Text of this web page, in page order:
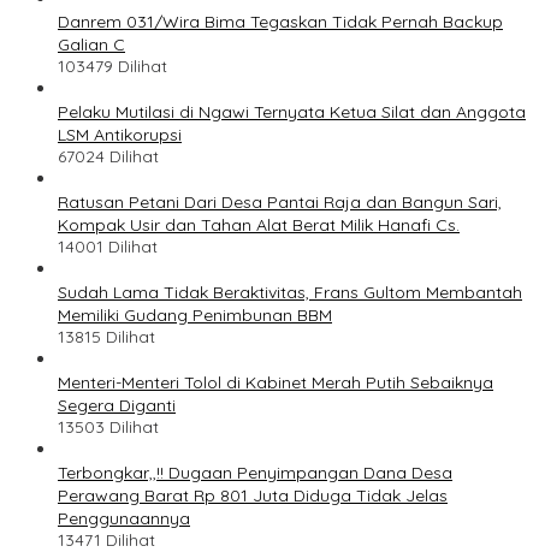
Danrem 031/Wira Bima Tegaskan Tidak Pernah Backup
Galian C
103479 Dilihat
Pelaku Mutilasi di Ngawi Ternyata Ketua Silat dan Anggota
LSM Antikorupsi
67024 Dilihat
Ratusan Petani Dari Desa Pantai Raja dan Bangun Sari,
Kompak Usir dan Tahan Alat Berat Milik Hanafi Cs.
14001 Dilihat
Sudah Lama Tidak Beraktivitas, Frans Gultom Membantah
Memiliki Gudang Penimbunan BBM
13815 Dilihat
Menteri-Menteri Tolol di Kabinet Merah Putih Sebaiknya
Segera Diganti
13503 Dilihat
Terbongkar,,!! Dugaan Penyimpangan Dana Desa
Perawang Barat Rp 801 Juta Diduga Tidak Jelas
Penggunaannya
13471 Dilihat